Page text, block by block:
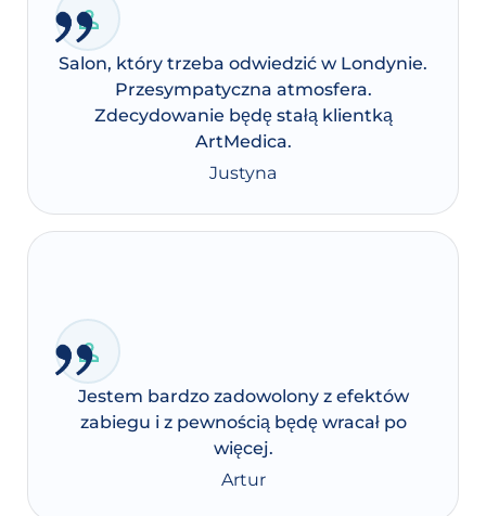
Justyna
Salon, który trzeba odwiedzić w Londynie.
Przesympatyczna atmosfera.
Zdecydowanie będę stałą klientką
ArtMedica.
Artur
Jestem bardzo zadowolony z efektów
zabiegu i z pewnością będę wracał po
więcej.